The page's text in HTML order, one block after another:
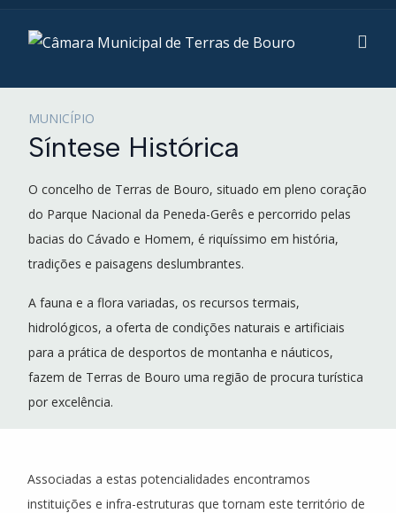
MUNICÍPIO
Síntese Histórica
O concelho de Terras de Bouro, situado em pleno coração
do Parque Nacional da Peneda-Gerês e percorrido pelas
bacias do Cávado e Homem, é riquíssimo em história,
tradições e paisagens deslumbrantes.
A fauna e a flora variadas, os recursos termais,
hidrológicos, a oferta de condições naturais e artificiais
para a prática de desportos de montanha e náuticos,
fazem de Terras de Bouro uma região de procura turística
por excelência.
Associadas a estas potencialidades encontramos
instituições e infra-estruturas que tornam este território de